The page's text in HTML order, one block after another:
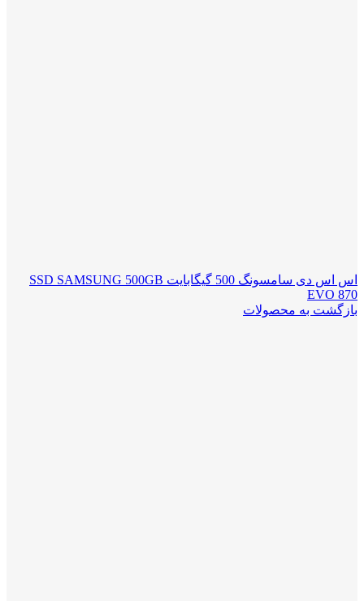
اس اس دی سامسونگ 500 گیگابایت SSD SAMSUNG 500GB
EVO 870
بازگشت به محصولات